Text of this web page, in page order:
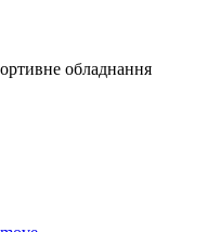
обладнання